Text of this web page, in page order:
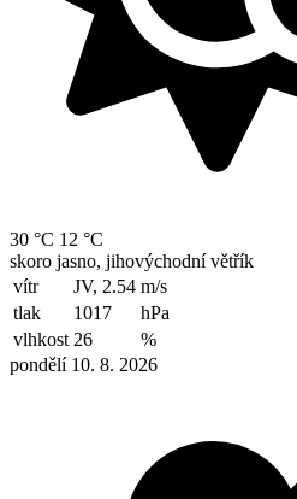
30 °C 12 °C
skoro jasno, jihovýchodní větřík
vítr
JV, 2.54 m/s
tlak
1017
hPa
vlhkost 26
%
pondělí 10. 8. 2026